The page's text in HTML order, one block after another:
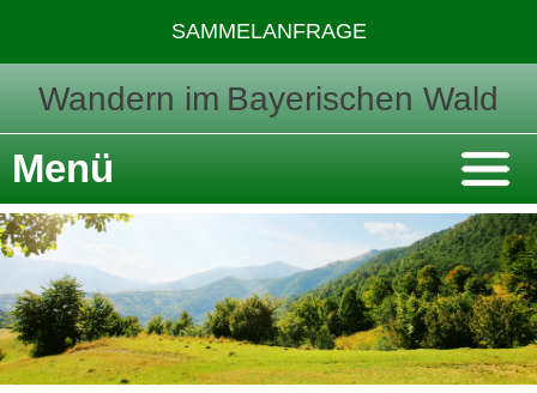
SAMMELANFRAGE
Wandern im Bayerischen Wald
Menü